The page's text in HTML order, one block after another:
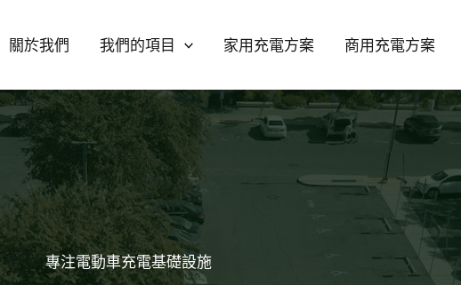
關於我們 我們的項目 家用充電方案 商用充電方案
專注電動車充電基礎設施